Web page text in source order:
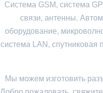
Система GSM, система
связи, антенны.
оборудование,
система LAN, спутниковая
Мы можем изготовить